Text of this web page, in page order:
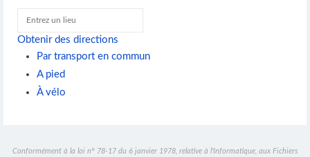
Obtenir des directions
Par transport en commun
A pied
À vélo
Conformément à la loi n° 78-17 du 6 janvier 1978, relative à l'Informatique, aux Fichiers